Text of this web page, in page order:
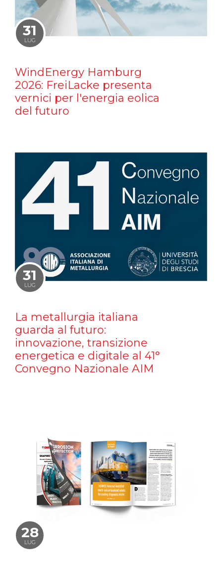
31
LUG
WindEnergy Hamburg
2026: FreiLacke presenta
vernici per l'energia eolica
del futuro
31
LUG
La metallurgia italiana
guarda al futuro:
innovazione, transizione
energetica e digitale al 41°
Convegno Nazionale AIM
28
LUG